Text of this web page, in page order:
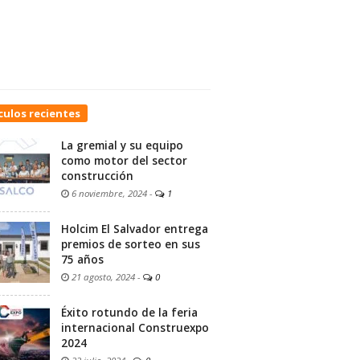
recientes
La gremial y su equipo
como motor del sector
construcción
6 noviembre, 2024 - 1
Holcim El Salvador entrega
premios de sorteo en sus
75 años
21 agosto, 2024 - 0
Éxito rotundo de la feria
internacional Construexpo
2024